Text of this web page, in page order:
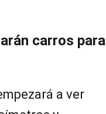
carros para
a ver